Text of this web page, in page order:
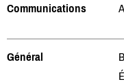
Communications
Général